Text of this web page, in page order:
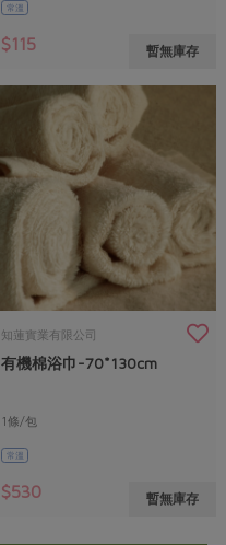
常溫
$115 暫無庫存
知蓮實業有限公司
有機棉浴巾-70*130cm
1條/包
常溫
$530 暫無庫存